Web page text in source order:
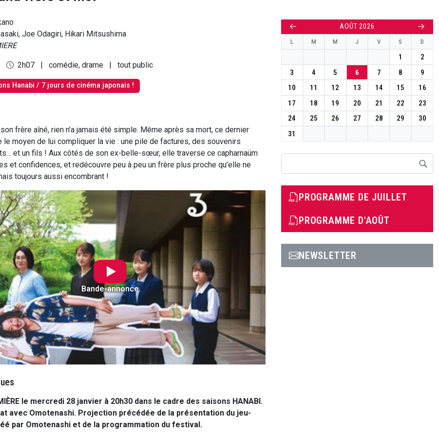
Joe Odagiri, Hikari Mitsushima
2h07 | comédie, drame | tout public
Hanabi / 7 jours de cinéma japonais !
frère aîné, rien n’a jamais été simple. Même après sa mort, ce dernier
le moyen de lui compliquer la vie : une pile de factures, des souvenirs
et un fils ! Aux côtés de son ex-belle-sœur, elle traverse ce capharnaüm
et confidences, et redécouvre peu à peu un frère plus proche qu’elle ne
toujours aussi encombrant !
Bande-annonce
le mercredi 28 janvier à 20h30 dans le cadre des saisons HANABI.
avec Omotenashi. Projection précédée de la présentation du jeu-
par Omotenashi et de la programmation du festival.
← AOÛT 2026 →
L M M J V S D
1
2
3
4 5 6 7 8
9
10
11 12 13 14 15
16
17
18 19 20 21 22
23
24
25 26 27 28 29
30
31
PROGRAMME DE JUILLET
PROGRAMME D'AOÛT
NEWSLETTER